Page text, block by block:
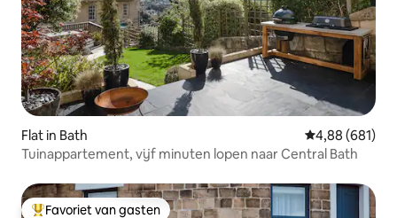
Flat in Bath Gemiddelde
4,88 (681)
Tuinappartement, vijf minuten lopen naar Central Bath
Favoriet van gasten